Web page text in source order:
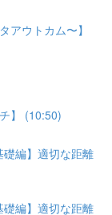
アウトカム〜】
】 (10:50)
編】適切な距離
編】適切な距離